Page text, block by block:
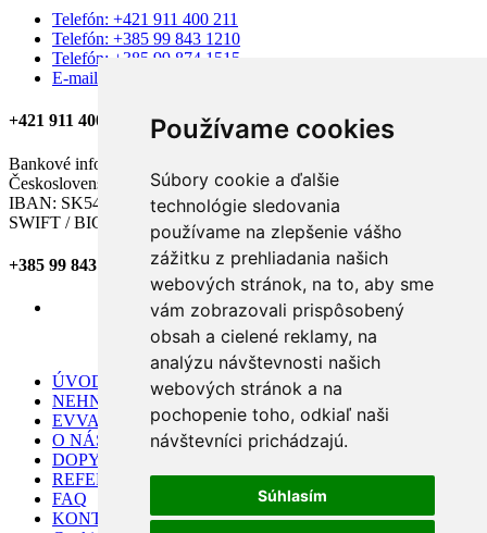
Používame cookies
Súbory cookie a ďalšie
technológie sledovania
používame na zlepšenie vášho
zážitku z prehliadania našich
webových stránok, na to, aby sme
vám zobrazovali prispôsobený
obsah a cielené reklamy, na
analýzu návštevnosti našich
webových stránok a na
pochopenie toho, odkiaľ naši
návštevníci prichádzajú.
Súhlasím
Telefón: +421 911 400 211
Telefón: +385 99 843 1210
Telefón: +385 99 874 1515
E-mail: amaxades.reality@gmail.com
+421 911 400 211
Bankové informácie:
Československá obchodná banka, a.s.
IBAN: SK54 7500 0000 0040 2579 5506
SWIFT / BIC kód: CEKOSKBX
+385 99 843 1210
ÚVOD
NEHNUTEĽNOSTI
EVVA SYMO
O NÁS
DOPYT
REFERENCIE
FAQ
KONTAKT